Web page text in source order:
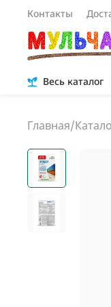
Контакты
Весь каталог
Главная/